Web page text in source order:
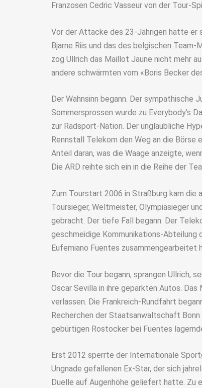
Franzosen Cedric Vasseur von der Tour-
Vor der Attacke des 23-Jährigen hatte er
Bjarne Riis und das des belgischen
zog Ullrich das Maillot Jaune nicht mehr
andere schwärmten vom «Boris Becker
Der Wahnsinn begann. Der sympathische
Sommersprossen wurde zu Everybody’s
zur Radsport-Nation. Der unglaubliche
Rennstall Telekom den Weg an die Börse
Anteil daran, was die Waage anzeigte,
Die ARD reihte sich ein in die Reihe der
Zum Tourstart 2006 in Straßburg kam die
Toursieger, Weltmeister, Olympiasieger
gebracht. Der tiefe Fall begann. Der
geschmeidige Kommunikations-Abteilung
Eufemiano Fuentes zusammengearbeitet
Bevor die Tour begann, sprangen Ullrich,
Oscar Sevilla in ihre geparkten Autos.
verlassen. Die Frankreich-Rundfahrt
Recherchen der Staatsanwaltschaft
gebürtigen Rostocker bei Fuentes
Erst 2012 sperrte der Internationale
Ungnade gefallenen Ex-Star, der sich
Duelle auf Augenhöhe geliefert hatte. Zu